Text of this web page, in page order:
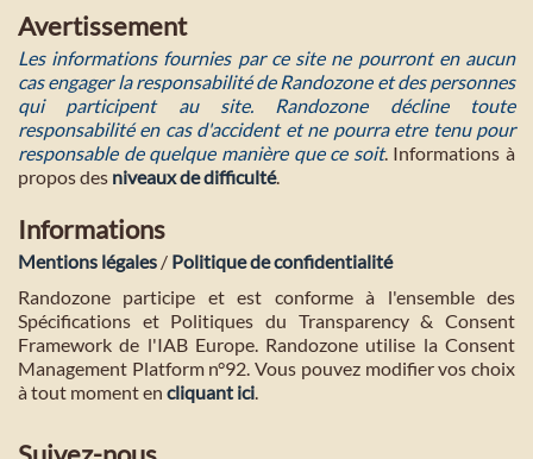
Avertissement
Les informations fournies par ce site ne pourront en aucun
cas engager la responsabilité de Randozone et des personnes
qui participent au site. Randozone décline toute
responsabilité en cas d'accident et ne pourra etre tenu pour
responsable de quelque manière que ce soit. Informations à
propos des niveaux de difficulté.
Informations
Mentions légales / Politique de confidentialité
Randozone participe et est conforme à l'ensemble des
Spécifications et Politiques du Transparency & Consent
Framework de l'IAB Europe. Randozone utilise la Consent
Management Platform n°92. Vous pouvez modifier vos choix
à tout moment en cliquant ici